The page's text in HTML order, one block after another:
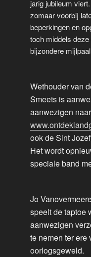
jarig jubileum
zomaar voorbij
beperkingen en
toch middels
bijzondere
Wethouder van
Smeets is
aanwezigen
ook de Sint
Het wordt
speciale band
Jo
speelt de taptoe
aanwezigen
te nemen ter ere
oorlogsgeweld.